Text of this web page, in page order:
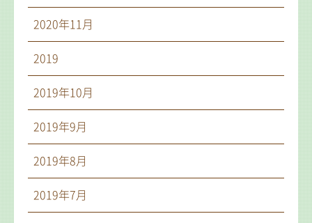
2020年11月
2019
2019年10月
2019年9月
2019年8月
2019年7月